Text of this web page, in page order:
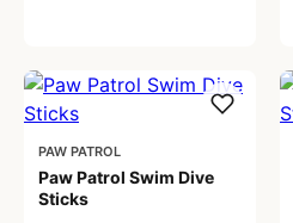
PAW PATROL
Paw Patrol Swim Dive
Sticks